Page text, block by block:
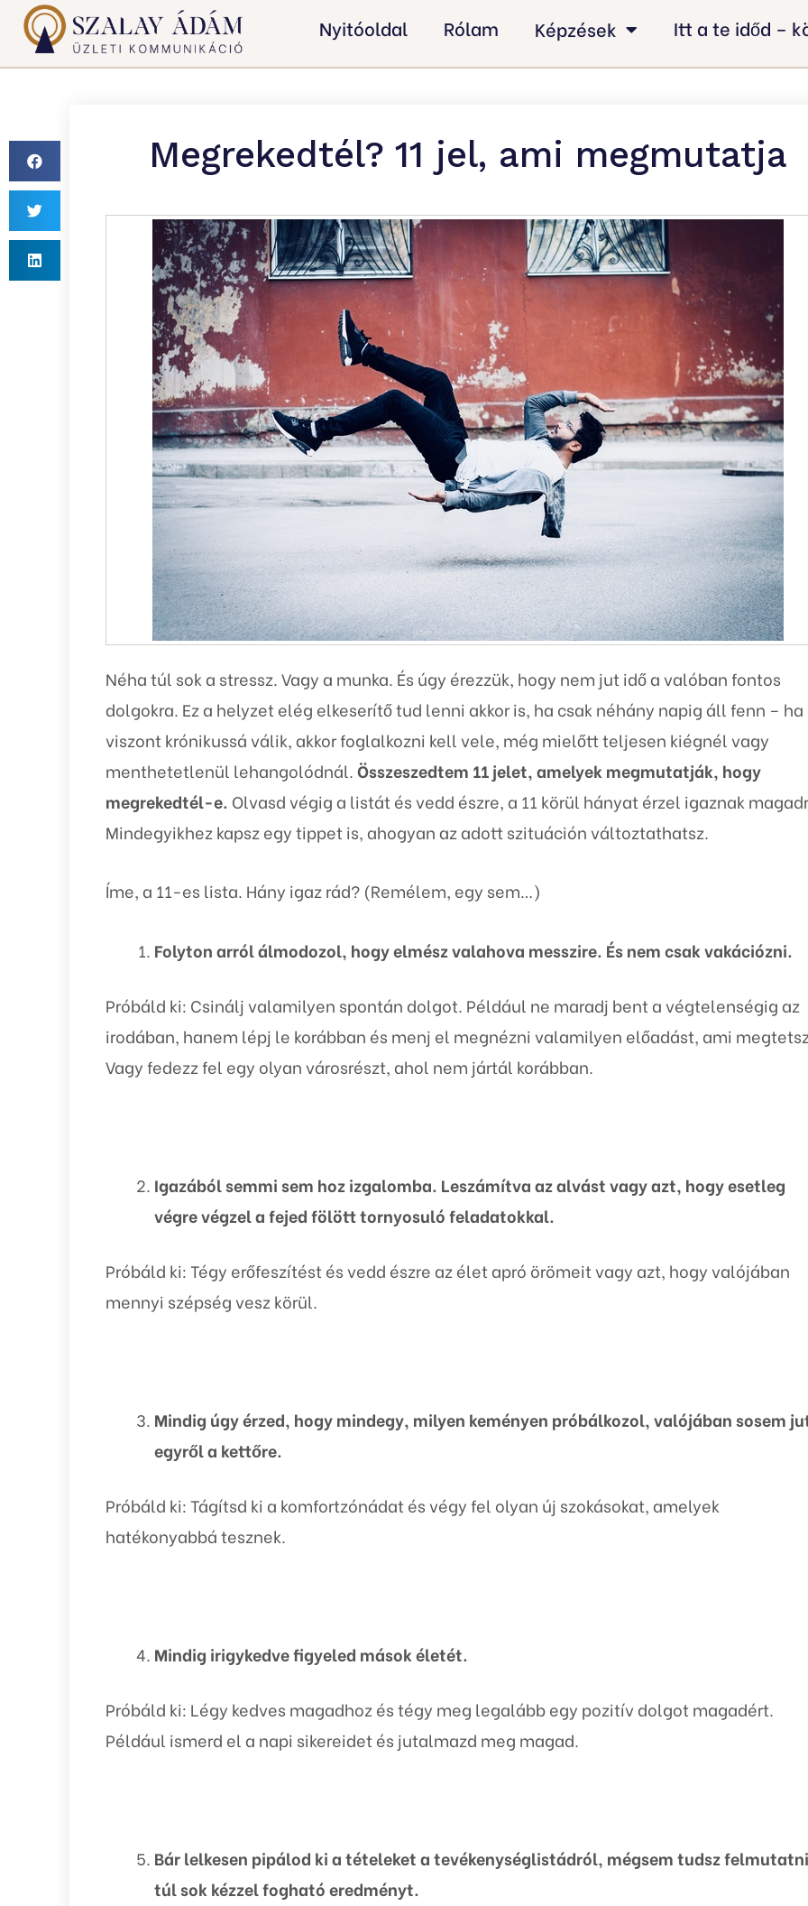
Nyitóoldal Rólam Képzések Itt a te időd –
Megrekedtél? 11 jel, ami megmutatja
Néha túl sok a stressz. Vagy a munka. És úgy érezzük, hogy nem jut idő a valóban fontos
dolgokra. Ez a helyzet elég elkeserítő tud lenni akkor is, ha csak néhány napig áll fenn – ha
viszont krónikussá válik, akkor foglalkozni kell vele, még mielőtt teljesen kiégnél vagy
menthetetlenül lehangolódnál.Összeszedtem 11 jelet, amelyek megmutatják, hogy
megrekedtél-e. Olvasd végig a listát és vedd észre, a 11 körül hányat érzel igaznak
Mindegyikhez kapsz egy tippet is, ahogyan az adott szituáción változtathatsz.
Íme, a 11-es lista. Hány igaz rád? (Remélem, egy sem…)
Folyton arról álmodozol, hogy elmész valahova messzire. És nem csak vakációzni.
Próbáld ki: Csinálj valamilyen spontán dolgot. Például ne maradj bent a végtelenségig az
irodában, hanem lépj le korábban és menj el megnézni valamilyen előadást, ami
Vagy fedezz fel egy olyan városrészt, ahol nem jártál korábban.
Igazából semmi sem hoz izgalomba. Leszámítva az alvást vagy azt, hogy esetleg
végre végzel a fejed fölött tornyosuló feladatokkal.
Próbáld ki: Tégy erőfeszítést és vedd észre az élet apró örömeit vagy azt, hogy valójában
mennyi szépség vesz körül.
Mindig úgy érzed, hogy mindegy, milyen keményen próbálkozol, valójában sosem
egyről a kettőre.
Próbáld ki: Tágítsd ki a komfortzónádat és végy fel olyan új szokásokat, amelyek
hatékonyabbá tesznek.
Mindig irigykedve figyeled mások életét.
Próbáld ki: Légy kedves magadhoz és tégy meg legalább egy pozitív dolgot magadért.
Például ismerd el a napi sikereidet és jutalmazd meg magad.
Bár lelkesen pipálod ki a tételeket a tevékenységlistádról, mégsem tudsz felmutatni
túl sok kézzel fogható eredményt.